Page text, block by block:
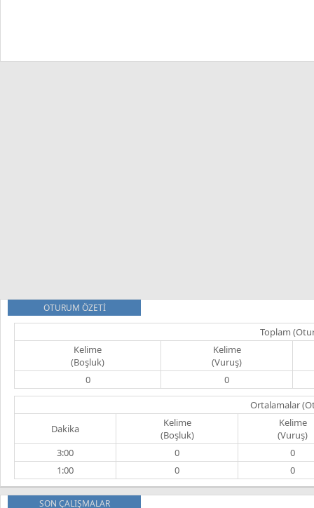
OTURUM ÖZETİ
Toplam
Kelime
(Boşluk)
Kelime
(Vuruş)
0
0
Ortalamalar
Dakika
Kelime
(Boşluk)
Kelime
(Vuruş)
3:00
0
0
1:00
0 0
SON ÇALIŞMALAR